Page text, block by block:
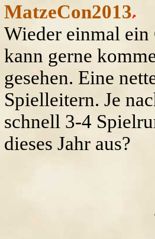
MatzeCon2013
Wieder einmal ein
kann gerne
gesehen. Eine
Spielleitern. Je
schnell 3-4
dieses Jahr aus?